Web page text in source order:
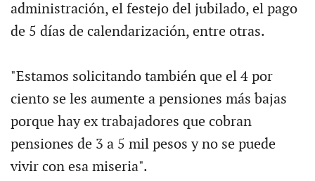
administración, el festejo del jubilado, el pago
de 5 días de calendarización, entre otras.
"Estamos solicitando también que el 4 por
ciento se les aumente a pensiones más bajas
porque hay ex trabajadores que cobran
pensiones de 3 a 5 mil pesos y no se puede
vivir con esa miseria".